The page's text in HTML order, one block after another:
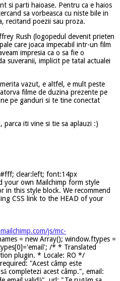
si parti haioase. Pentru ca e haios
sa vorbeasca cu niste bile in
recitand poezii sau proza.
Rush (logopedul devenit prieten
care joaca impecabil intr-un film
impresia ca o sa fie o
suveranii, implicit pe tatal actualei
vazut, e altfel, e mult peste
filme de duzina prezente pe
pe ganduri si te tine conectat
parca iti vine si tie sa aplauzi :)
clear:left; font:14px
your own Mailchimp form style
in this style block. We recommend
CSS link to the HEAD of your
js/mc-
= new Array(); window.ftypes =
/* * Translated
plugin. * Locale: RO */
"Acest câmp este
completezi acest câmp.", email: